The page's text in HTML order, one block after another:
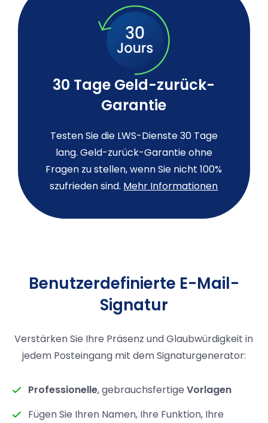
30 Tage Geld-zurück-
Garantie
Testen Sie die LWS-Dienste 30 Tage
lang. Geld-zurück-Garantie ohne
Fragen zu stellen, wenn Sie nicht 100%
szufrieden sind. Mehr Informationen
Benutzerdefinierte E-Mail-
Signatur
Verstärken Sie Ihre Präsenz und Glaubwürdigkeit in
jedem Posteingang mit dem Signaturgenerator:
Professionelle, gebrauchsfertigeVorlagen
Fügen Sie Ihren Namen, Ihre Funktion, Ihre